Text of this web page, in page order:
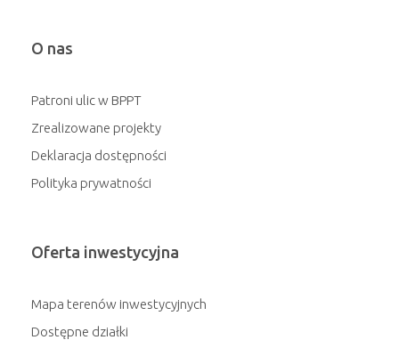
O nas
Patroni ulic w BPPT
Zrealizowane projekty
Deklaracja dostępności
Polityka prywatności
Oferta inwestycyjna
Mapa terenów inwestycyjnych
Dostępne działki